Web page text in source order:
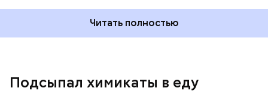
Читать полностью
Подсыпал химикаты в еду
Началось расследование. В квартире потерпевших
Также отравленную пищу ела его младшая сестра.